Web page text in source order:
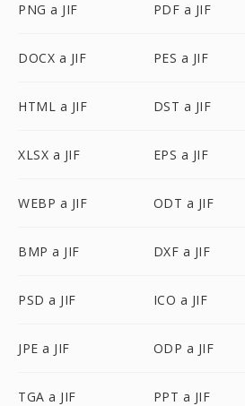
PNG a JIF PDF a JIF
DOCX a JIF PES a JIF
HTML a JIF DST a JIF
XLSX a JIF EPS a JIF
WEBP a JIF ODT a JIF
BMP a JIF DXF a JIF
PSD a JIF ICO a JIF
JPE a JIF ODP a JIF
TGA a JIF PPT a JIF